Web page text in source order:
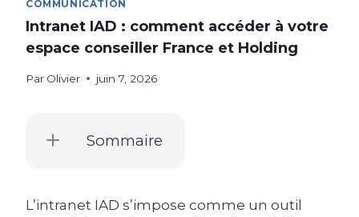
COMMUNICATION
Intranet IAD : comment accéder à votre
espace conseiller France et Holding
Par Olivier juin 7, 2026
Sommaire
L’intranet IAD s’impose comme un outil